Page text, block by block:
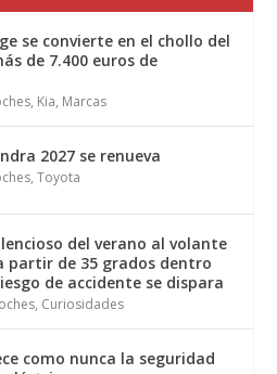
se convierte en el chollo del
de 7.400 euros de
, Kia, Marcas
2027 se renueva
,Toyota
del verano al volante
partir de 35 grados dentro
de accidente se dispara
, Curiosidades
como nunca la seguridad